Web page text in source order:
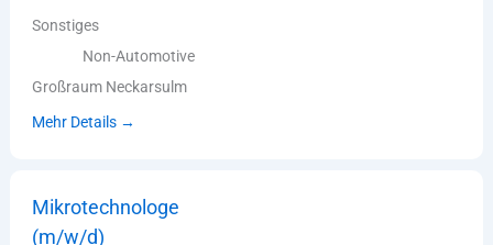
Sonstiges
Non-Automotive
Großraum Neckarsulm
Mehr Details
Mikrotechnologe
(m/w/d)